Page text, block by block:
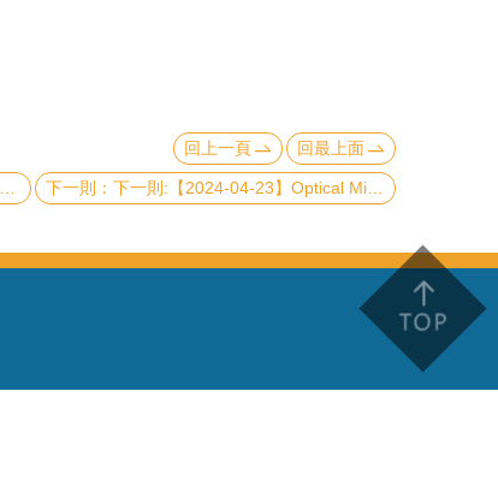
回上一頁 回最上面
下一則:【2024-04-23】Optical Microscopy for Neuroscience and Nanoscience